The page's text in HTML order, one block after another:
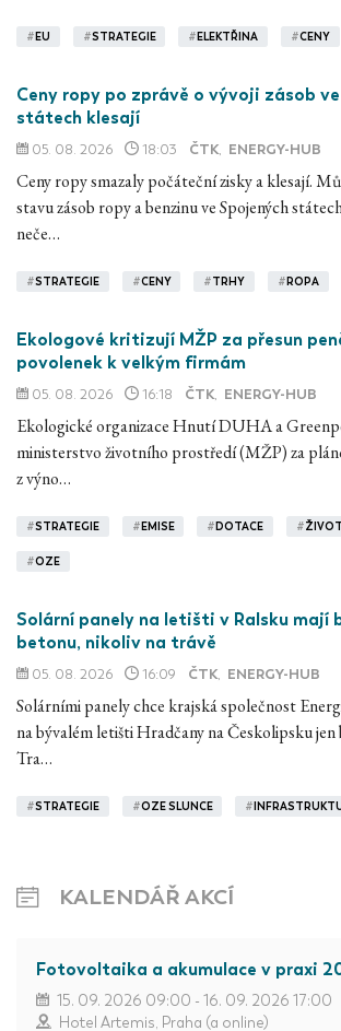
# EU #STRATEGIE # ELEKTŘINA #CENY
Ceny ropy po zprávě o vývoji zásob
státech klesají
05. 08. 2026 18:03 ČTK ENERGY-HUB
Ceny ropy smazaly počáteční zisky a klesají.
stavu zásob ropy a benzinu ve Spojených
neče…
#STRATEGIE #CENY #TRHY # ROPA
Ekologové kritizují MŽP za přesun
povolenek k velkým firmám
05. 08. 2026 16:18 ČTK ENERGY-HUB
Ekologické organizace Hnutí DUHA a
ministerstvo životního prostředí (MŽP) za
z výno…
#STRATEGIE # EMISE # DOTACE #
#OZE
Solární panely na letišti v Ralsku mají
betonu, nikoliv na trávě
05. 08. 2026 16:09 ČTK, ENERGY-HUB
Solárními panely chce krajská společnost
na bývalém letišti Hradčany na Českolipsku
Tra…
#STRATEGIE #OZE SLUNCE #
KALENDÁŘ AKCÍ
Fotovoltaika a akumulace v praxi
15. 09. 2026 09:00 - 16. 09. 2026 17:00
Hotel Artemis, Praha (a online)